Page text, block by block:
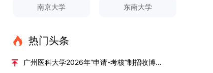
料领域大科学装置与人工智能辅助研发平台，获得
学术指导，并支持参与国际化学术交流。（三）优
助，保障学生潜心学业与研究。（四）畅通发展渠
在网上进行，时间为2025年11月27日上午9:00至
读学校及学院发布的招生章程、简章及专业目录，
弃。（三）申请材料提交符合报考条件的考生，需
生成长中的关键角色，推动形成以德为先、科研报
环境。（二）完善“五育并举”育人机制学校系统推
全面发展的育人体系。通过课程教学、科研训练、
南京大学 东南大学
热门头条
广州医科大学2026年“申请-考核”制招收博士研究生报考公告